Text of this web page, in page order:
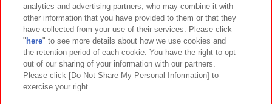
関連会社 サステナビリティ サイトポリシー
プライバシーポリシー ウェブアクセシビリティ方針と検証結果
お取引先さまとともに
analytics and advertising partners, who may combine it with
other information that you have provided to them or that they
have collected from your use of their services. Please click
" here" to see more details about how we use cookies and
the retention period of each cookie. You have the right to opt
out of our sharing of your information with our partners.
Please click [Do Not Share My Personal Information] to
exercise your right.